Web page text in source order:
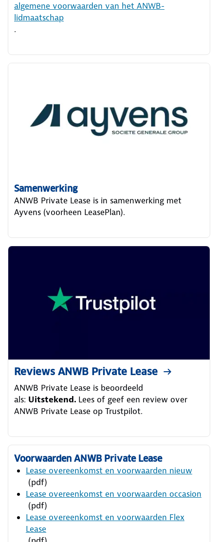
algemene voorwaarden van het ANWB-
lidmaatschap
.
Samenwerking
ANWB Private Lease is in samenwerking met
Ayvens (voorheen LeasePlan).
Reviews ANWB Private Lease
ANWB Private Lease is beoordeeld
als: Uitstekend. Lees of geef een review over
ANWB Private Lease op Trustpilot.
Voorwaarden ANWB Private Lease
Lease overeenkomst en voorwaarden nieuw
(pdf)
Lease overeenkomst en voorwaarden occasion
(pdf)
Lease overeenkomst en voorwaarden Flex
Lease